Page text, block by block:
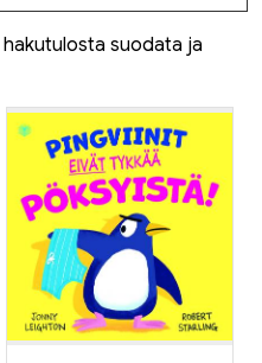
suodata ja